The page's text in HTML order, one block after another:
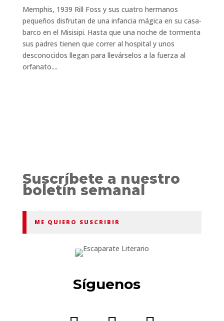
Memphis, 1939 Rill Foss y sus cuatro hermanos
pequeños disfrutan de una infancia mágica en su casa-
barco en el Misisipi. Hasta que una noche de tormenta
sus padres tienen que correr al hospital y unos
desconocidos llegan para llevárselos a la fuerza al
orfanato....
Suscríbete a nuestro
boletín semanal
ME QUIERO SUSCRIBIR
Síguenos